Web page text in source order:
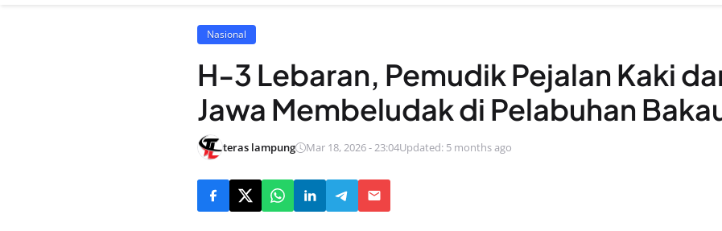
Nasional
H-3 Lebaran, Pemudik Pejalan Kaki
Jawa Membeludak di Pelabuhan
teras lampung Mar 18, 2026 - 23:04Updated: 5 months ago